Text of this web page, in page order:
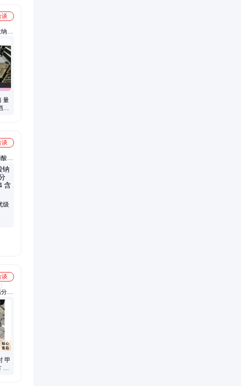
谈
、
装
具
量
谈
通
纸
级
谈
散
藻
面
、
甲
一